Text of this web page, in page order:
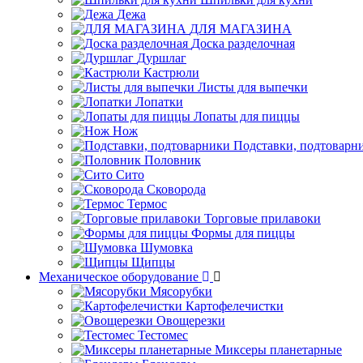
Дежа
ДЛЯ МАГАЗИНА
Доска разделочная
Дуршлаг
Кастрюли
Листы для выпечки
Лопатки
Лопаты для пиццы
Нож
Подставки,
Половник
Сито
Сковорода
Термос
Торговые прилавоки
Формы для пиццы
Шумовка
Щипцы
Механическое оборудование
Мясорубки
Картофелечистки
Овощерезки
Тестомес
Миксеры планетарные